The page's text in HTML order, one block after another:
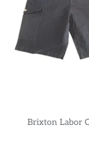
Brixton Labor